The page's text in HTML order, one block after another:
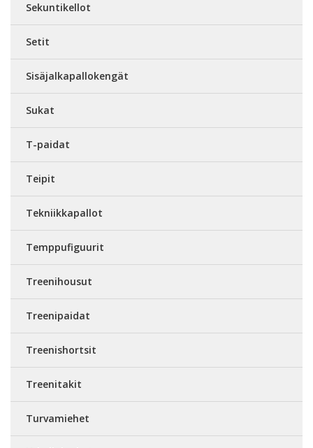
Sekuntikellot
Setit
Sisäjalkapallokengät
Sukat
T-paidat
Teipit
Tekniikkapallot
Temppufiguurit
Treenihousut
Treenipaidat
Treenishortsit
Treenitakit
Turvamiehet